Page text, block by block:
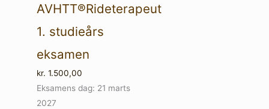
AVHTT®Rideterapeut
1. studieårs
eksamen
kr. 1.500,00
Eksamens dag: 21 marts
2027